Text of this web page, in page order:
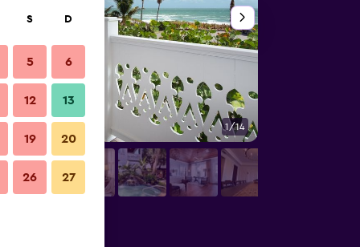
1/14
S D
5 6
12 13
19 20
26 27